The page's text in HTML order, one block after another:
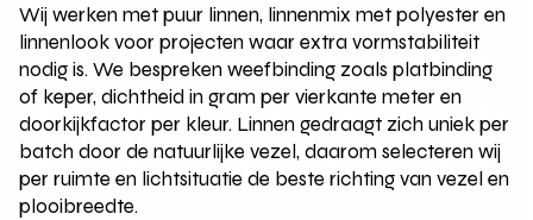
Wij werken met puur linnen, linnenmix met polyester en
linnenlook voor projecten waar extra vormstabiliteit
nodig is. We bespreken weefbinding zoals platbinding
of keper, dichtheid in gram per vierkante meter en
doorkijkfactor per kleur. Linnen gedraagt zich uniek per
batch door de natuurlijke vezel, daarom selecteren wij
per ruimte en lichtsituatie de beste richting van vezel en
plooibreedte.